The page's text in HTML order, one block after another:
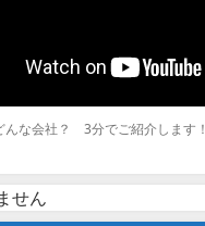
んな会社？ 3分でご紹介します！
せん